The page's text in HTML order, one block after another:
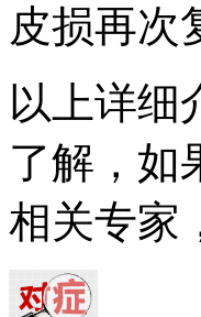
皮损再次
以上详细
了解，如
相关专家